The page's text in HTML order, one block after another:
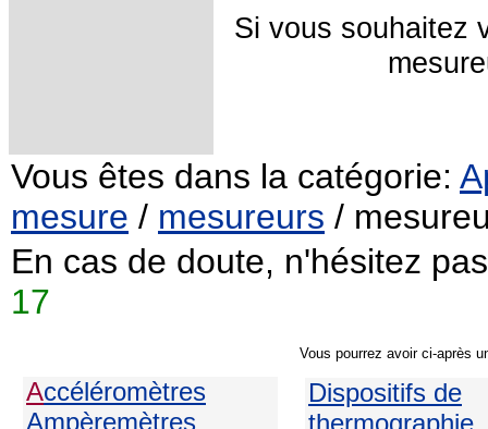
Si vous souhaitez
Vous êtes dans la catégorie:
mesure / mesureurs /
En cas de doute, n'hésitez
17
Vous pourrez avoir ci-après
Accéléromètres
Ampèremètres
Dispositifs de
thermographie